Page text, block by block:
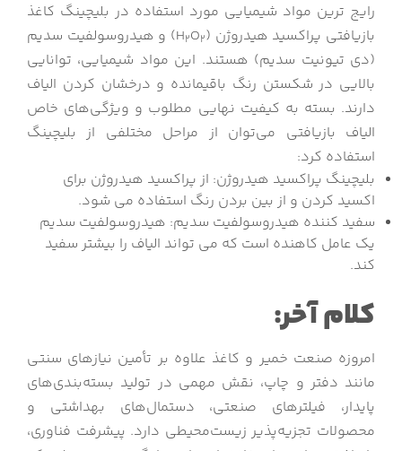
رایج ترین مواد شیمیایی مورد استفاده در بلیچینگ کاغذ
بازیافتی پراکسید هیدروژن (H
2O2
) و هیدروسولفیت سدیم
(دی تیونیت سدیم) هستند. این مواد شیمیایی، توانایی
بالایی در شکستن رنگ باقیمانده و درخشان کردن الیاف
دارند. بسته به کیفیت نهایی مطلوب و ویژگی‌های خاص
الیاف بازیافتی می‌توان از مراحل مختلفی از بلیچینگ
استفاده کرد:
بلیچینگ پراکسید هیدروژن: از پراکسید هیدروژن برای
اکسید کردن و از بین بردن رنگ استفاده می شود.
سفید کننده هیدروسولفیت سدیم: هیدروسولفیت سدیم
یک عامل کاهنده است که می تواند الیاف را بیشتر سفید
کند.
کلام آخر:
امروزه صنعت خمیر و کاغذ علاوه بر تأمین نیازهای سنتی
مانند دفتر و چاپ، نقش مهمی در تولید بسته‌بندی‌های
پایدار، فیلترهای صنعتی، دستمال‌های بهداشتی و
محصولات تجزیه‌پذیر زیست‌محیطی دارد. پیشرفت فناوری،